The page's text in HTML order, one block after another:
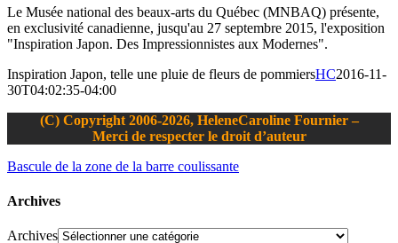
Le Musée national des beaux-arts du Québec (MNBAQ) présente,
en exclusivité canadienne, jusqu'au 27 septembre 2015, l'exposition
"Inspiration Japon. Des Impressionnistes aux Modernes".
Inspiration Japon, telle une pluie de fleurs de pommiersHC2016-11-
30T04:02:35-04:00
(C) Copyright 2006-2026, HeleneCaroline Fournier –
Merci de respecter le droit d’auteur
Bascule de la zone de la barre coulissante
Archives
Archives